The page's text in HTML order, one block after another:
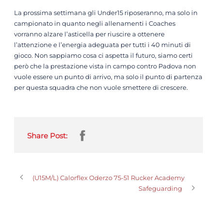
La prossima settimana gli Under15 riposeranno, ma solo in
campionato in quanto negli allenamenti i Coaches
vorranno alzare l’asticella per riuscire a ottenere
l’attenzione e l’energia adeguata per tutti i 40 minuti di
gioco. Non sappiamo cosa ci aspetta il futuro, siamo certi
però che la prestazione vista in campo contro Padova non
vuole essere un punto di arrivo, ma solo il punto di partenza
per questa squadra che non vuole smettere di crescere.
Share Post:
(U15M/L) Calorflex Oderzo 75-51 Rucker Academy
Safeguarding